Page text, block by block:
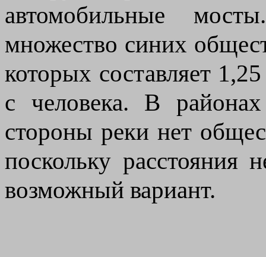
автомобильные
множество синих
которых составляет
с человека. В
стороны реки нет
поскольку расстояния
возможный вариант.